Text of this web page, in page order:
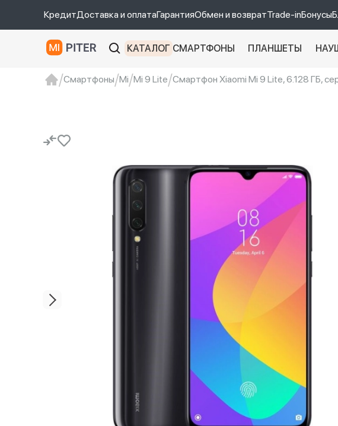
КредитДоставка и оплатаГарантияОбмен и возвратTrade-inБонусы
КАТАЛОГ СМАРТФОНЫ ПЛАНШЕТЫ
Смартфоны Mi Mi 9 Lite Смартфон Xiaomi Mi 9 Lite, 6.128 ГБ,